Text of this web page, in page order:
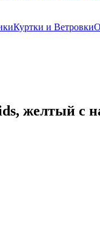
Куртки и Ветровки
желтый с